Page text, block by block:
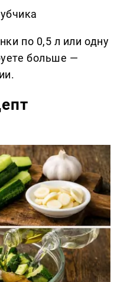
по 0,5 л или одну
больше —